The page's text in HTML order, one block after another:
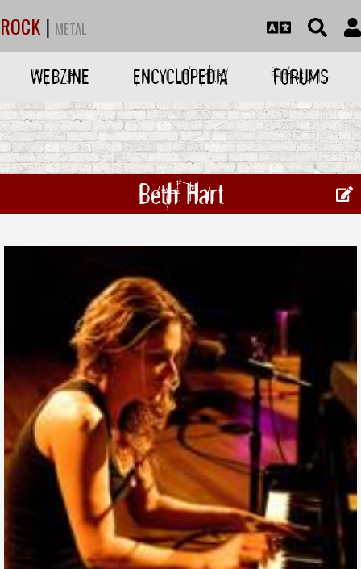
ROCK | METAL
WEBZINE ENCYCLOPEDIA FORUMS
Beth Hart